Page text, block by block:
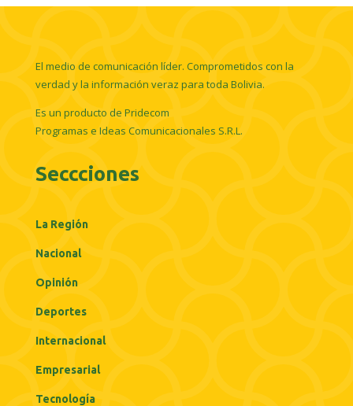
El medio de comunicación líder. Comprometidos con la
verdad y la información veraz para toda Bolivia.
Es un producto de Pridecom
Programas e Ideas Comunicacionales S.R.L.
Seccciones
La Región
Nacional
Opinión
Deportes
Internacional
Empresarial
Tecnología